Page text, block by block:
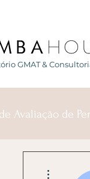
GMAT &
Avaliação de